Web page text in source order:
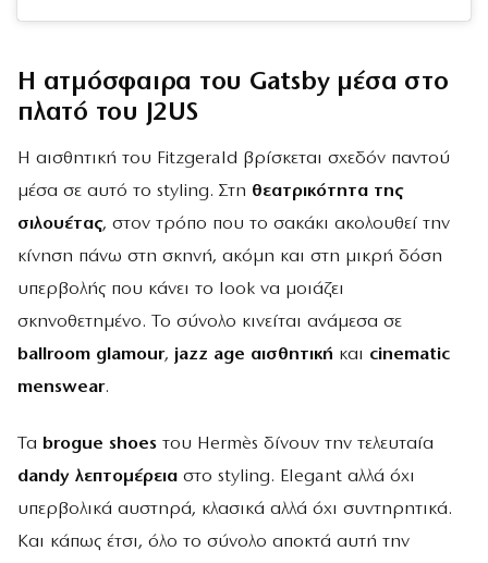
Η ατμόσφαιρα του Gatsby μέσα στο
πλατό του J2US
Η αισθητική του Fitzgerald βρίσκεται σχεδόν παντού
μέσα σε αυτό το styling. Στη θεατρικότητα της
σιλουέτας, στον τρόπο που το σακάκι ακολουθεί την
κίνηση πάνω στη σκηνή, ακόμη και στη μικρή δόση
υπερβολής που κάνει το look να μοιάζει
σκηνοθετημένο. Το σύνολο κινείται ανάμεσα σε
ballroom glamour, jazz age αισθητική και cinematic
menswear.
Τα brogue shoes του Hermès δίνουν την τελευταία
dandy λεπτομέρεια στο styling. Elegant αλλά όχι
υπερβολικά αυστηρά, κλασικά αλλά όχι συντηρητικά.
Και κάπως έτσι, όλο το σύνολο αποκτά αυτή την